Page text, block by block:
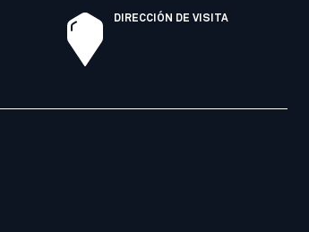
DIRECCIÓN DE VISITA